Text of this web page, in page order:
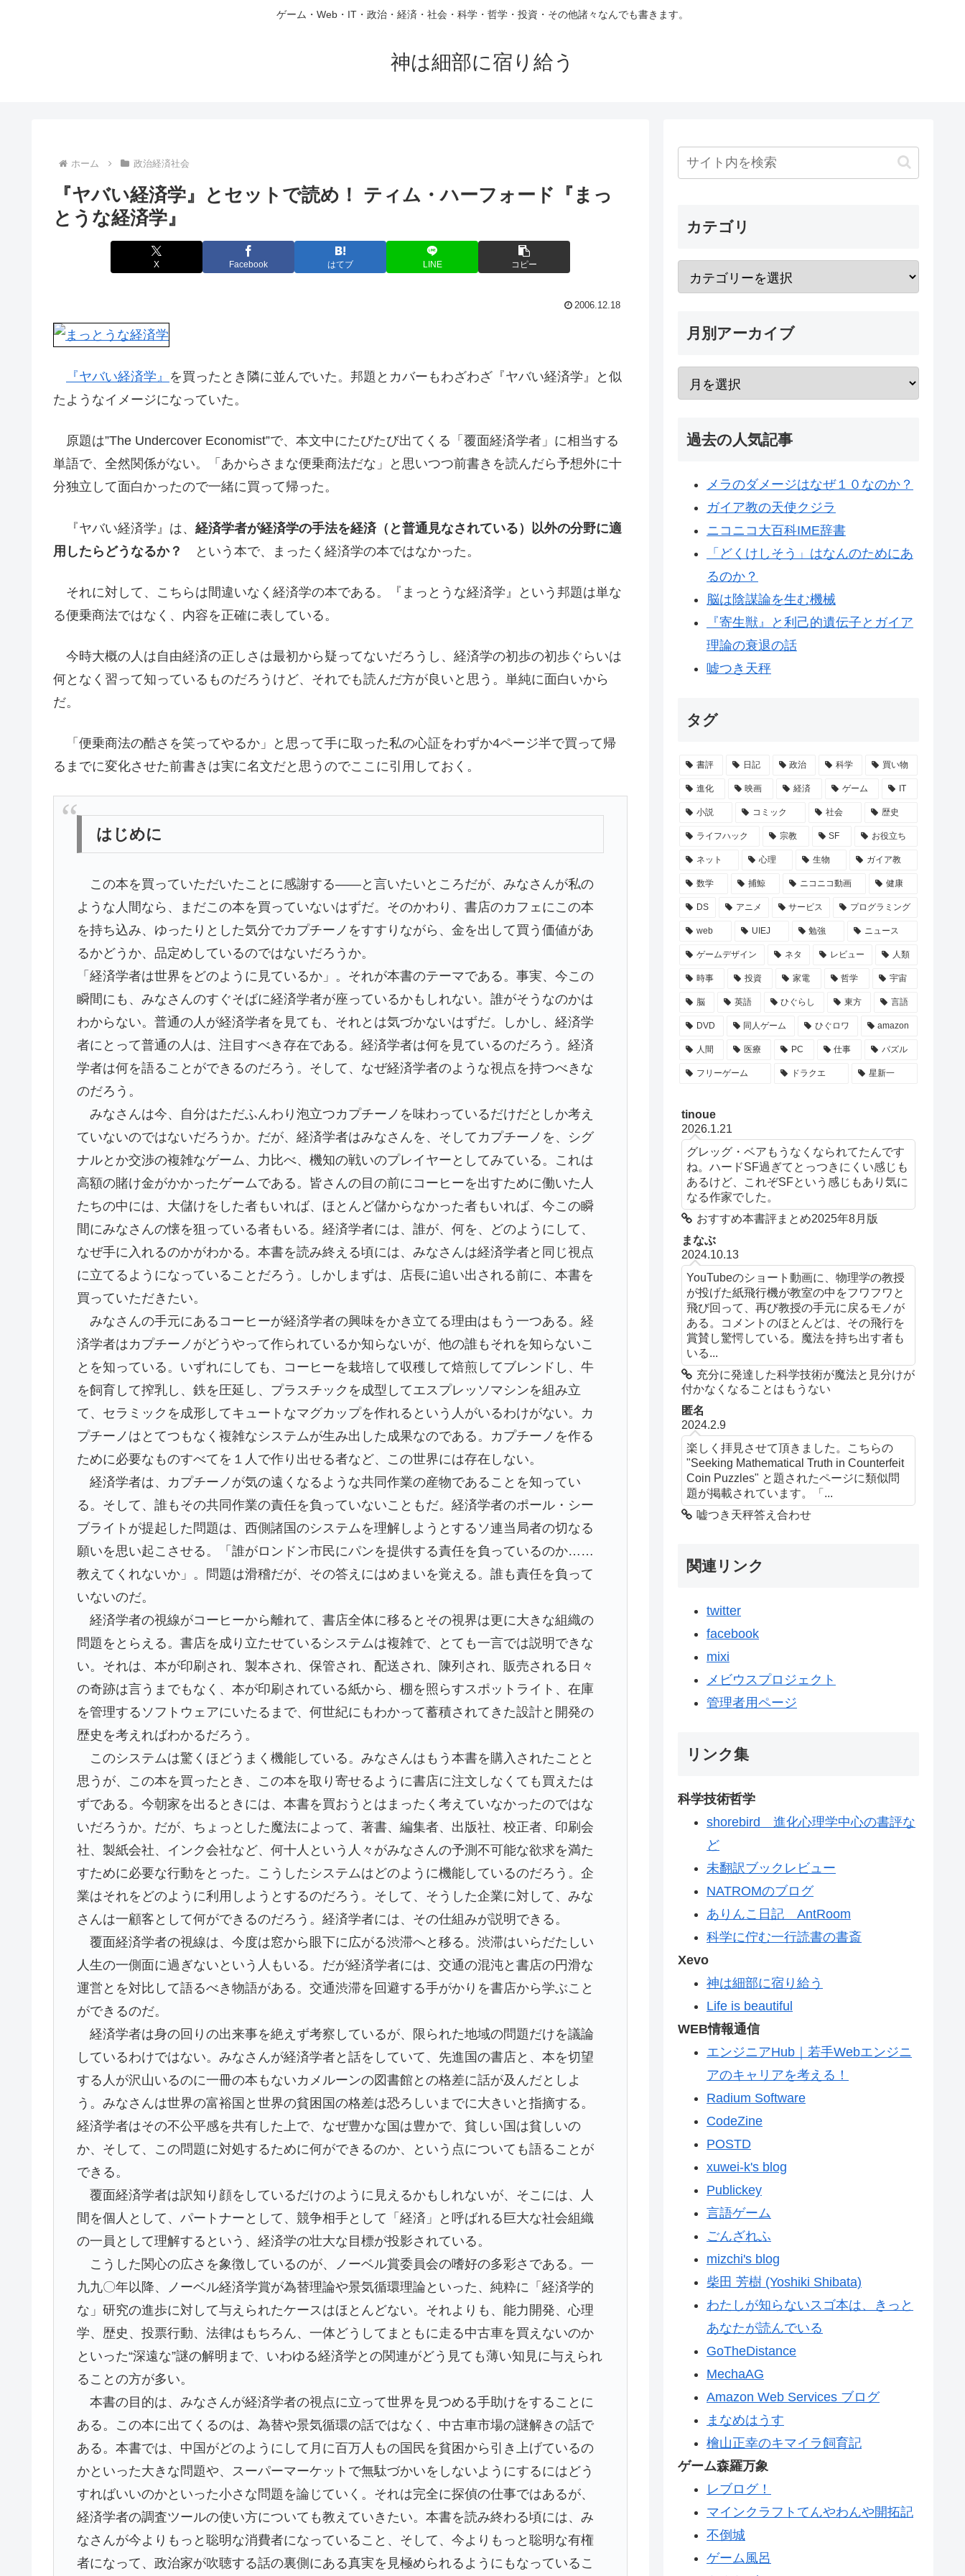
ゲーム・Web・IT・政治・経済・社会・科学・哲学・投資・その他諸々なんでも書きます。
神は細部に宿り給う
ホーム 政治経済社会
『ヤバい経済学』とセットで読め！ ティム・ハーフォード『まっ
とうな経済学』
X Facebook はてブ LINE コピー
2006.12.18
『ヤバい経済学』 を買ったとき隣に並んでいた。邦題とカバーもわざわざ『ヤバい経済学』と似
たようなイメージになっていた。
原題は”The Undercover Economist”で、本文中にたびたび出てくる「覆面経済学者」に相当する
単語で、全然関係がない。「あからさまな便乗商法だな」と思いつつ前書きを読んだら予想外に十
分独立して面白かったので一緒に買って帰った。
『ヤバい経済学』は、 経済学者が経済学の手法を経済（と普通見なされている）以外の分野に適
用したらどうなるか？
という本で、まったく経済学の本ではなかった。
それに対して、こちらは間違いなく経済学の本である。『まっとうな経済学』という邦題は単な
る便乗商法ではなく、内容を正確に表している。
今時大概の人は自由経済の正しさは最初から疑ってないだろうし、経済学の初歩の初歩ぐらいは
何となく習って知っているものだろうけど、それでも読んだ方が良いと思う。単純に面白いから
だ。
「便乗商法の酷さを笑ってやるか」と思って手に取った私の心証をわずか4ページ半で買って帰
るまでに変化させた前書きは実に名文だと思うのでここに引用しておく。
はじめに
この本を買っていただいたことに感謝する――と言いたいところだが、みなさんが私の
ような人間なら、まだこの本を買っていないはずだ。そのかわり、書店のカフェにこの本
を持ち込み、ゆったりとした気分でカプチーノをすすりながら、金を出して買う価値があ
るかどうか、品定めしているのではないだろうか。
「経済学者は世界をどのように見ているか」。それが本書のテーマである。事実、今この
瞬間にも、みなさんのすぐそばに経済学者が座っているかもしれない。誰がそうなのかは
わからない。普通の人が経済学者を見ても、それとは気づかないはずだ。しかし、経済学
者にとって普通の人は、注目すべき存在である。経済学者は何を見ているのだろう。経済
学者は何を語ることができるのだろう。そして、なぜ経済学者のような視点を持つべきな
のだろう。
みなさんは今、自分はただふんわり泡立つカプチーノを味わっているだけだとしか考え
ていないのではないだろうか。だが、経済学者はみなさんを、そしてカプチーノを、シグ
ナルとか交渉の複雑なゲーム、力比べ、機知の戦いのプレイヤーとしてみている。これは
高額の賭け金がかかったゲームである。皆さんの目の前にコーヒーを出すために働いた人
たちの中には、大儲けをした者もいれば、ほとんど儲からなかった者もいれば、今この瞬
間にみなさんの懐を狙っている者もいる。経済学者には、誰が、何を、どのようにして、
なぜ手に入れるのかがわかる。本書を読み終える頃には、みなさんは経済学者と同じ視点
に立てるようになっていることだろう。しかしまずは、店長に追い出される前に、本書を
買っていただきたい。
みなさんの手元にあるコーヒーが経済学者の興味をかき立てる理由はもう一つある。経
済学者はカプチーノがどうやって作られているか知らないが、他の誰もそれを知らないこ
とを知っている。いずれにしても、コーヒーを栽培して収穫して焙煎してブレンドし、牛
を飼育して搾乳し、鉄を圧延し、プラスチックを成型してエスプレッソマシンを組み立
て、セラミックを成形してキュートなマグカップを作れるという人がいるわけがない。カ
プチーノはとてつもなく複雑なシステムが生み出した成果なのである。カプチーノを作る
ために必要なものすべてを１人で作り出せる者など、この世界には存在しない。
経済学者は、カプチーノが気の遠くなるような共同作業の産物であることを知ってい
る。そして、誰もその共同作業の責任を負っていないこともだ。経済学者のポール・シー
ブライトが提起した問題は、西側諸国のシステムを理解しようとするソ連当局者の切なる
願いを思い起こさせる。「誰がロンドン市民にパンを提供する責任を負っているのか……
教えてくれないか」。問題は滑稽だが、その答えにはめまいを覚える。誰も責任を負って
いないのだ。
経済学者の視線がコーヒーから離れて、書店全体に移るとその視界は更に大きな組織の
問題をとらえる。書店を成り立たせているシステムは複雑で、とても一言では説明できな
い。それは、本が印刷され、製本され、保管され、配送され、陳列され、販売される日々
の奇跡は言うまでもなく、本が印刷されている紙から、棚を照らすスポットライト、在庫
を管理するソフトウェアにいたるまで、何世紀にもわかって蓄積されてきた設計と開発の
歴史を考えればわかるだろう。
このシステムは驚くほどうまく機能している。みなさんはもう本書を購入されたことと
思うが、この本を買ったとき、この本を取り寄せるように書店に注文しなくても買えたは
ずである。今朝家を出るときには、本書を買おうとはまったく考えていなかったのではな
いだろうか。だが、ちょっとした魔法によって、著書、編集者、出版社、校正者、印刷会
社、製紙会社、インク会社など、何十人という人々がみなさんの予測不可能な欲求を満た
すために必要な行動をとった。こうしたシステムはどのように機能しているのだろう。企
業はそれをどのように利用しようとするのだろう。そして、そうした企業に対して、みな
さんは一顧客として何ができるのだろう。経済学者には、その仕組みが説明できる。
覆面経済学者の視線は、今度は窓から眼下に広がる渋滞へと移る。渋滞はいらだたしい
人生の一側面に過ぎないという人もいる。だが経済学者には、交通の混沌と書店の円滑な
運営とを対比して語るべき物語がある。交通渋滞を回避する手がかりを書店から学ぶこと
ができるのだ。
経済学者は身の回りの出来事を絶えず考察しているが、限られた地域の問題だけを議論
しているわけではない。みなさんが経済学者と話をしていて、先進国の書店と、本を切望
する人が沢山いるのに一冊の本もないカメルーンの図書館との格差に話が及んだとしよ
う。みなさんは世界の富裕国と世界の貧困国の格差は恐ろしいまでに大きいと指摘する。
経済学者はその不公平感を共有した上で、なぜ豊かな国は豊かで、貧しい国は貧しいの
か、そして、この問題に対処するために何ができるのか、という点についても語ることが
できる。
覆面経済学者は訳知り顔をしているだけのように見えるかもしれないが、そこには、人
間を個人として、パートナーとして、競争相手として「経済」と呼ばれる巨大な社会組織
の一員として理解するという、経済学の壮大な目標が投影されている。
こうした関心の広さを象徴しているのが、ノーベル賞委員会の嗜好の多彩さである。一
九九〇年以降、ノーベル経済学賞が為替理論や景気循環理論といった、純粋に「経済学的
な」研究の進歩に対して与えられたケースはほとんどない。それよりも、能力開発、心理
学、歴史、投票行動、法律はもちろん、一体どうしてまともに走る中古車を買えないのか
といった“深遠な”謎の解明まで、いわゆる経済学との関連がどう見ても薄い知見に与えられ
ることの方が多い。
本書の目的は、みなさんが経済学者の視点に立って世界を見つめる手助けをすることに
ある。この本に出てくるのは、為替や景気循環の話ではなく、中古車市場の謎解きの話で
ある。本書では、中国がどのようにして月に百万人もの国民を貧困から引き上げているの
かといった大きな問題や、スーパーマーケットで無駄づかいをしないようにするにはどう
すればいいのかといった小さな問題を論じていく。それは完全に探偵の仕事ではあるが、
経済学者の調査ツールの使い方についても教えていきたい。本書を読み終わる頃には、み
なさんが今よりもっと聡明な消費者になっていること、そして、今よりもっと聡明な有権
者になって、政治家が吹聴する話の裏側にある真実を見極められるようにもなっているこ
カテゴリ
月別アーカイブ
過去の人気記事
メラのダメージはなぜ１０なのか？
ガイア教の天使クジラ
ニコニコ大百科IME辞書
「どくけしそう」はなんのためにあ
るのか？
脳は陰謀論を生む機械
『寄生獣』と利己的遺伝子とガイア
理論の衰退の話
嘘つき天秤
タグ
書評 日記 政治 科学 買い物
進化 映画 経済 ゲーム IT
小説 コミック 社会 歴史
ライフハック 宗教 SF お役立ち
ネット 心理 生物 ガイア教
数学 捕鯨 ニコニコ動画 健康
DS アニメ サービス プログラミング
web UIEJ 勉強 ニュース
ゲームデザイン ネタ レビュー 人類
時事 投資 家電 哲学 宇宙
脳 英語 ひぐらし 東方 言語
DVD 同人ゲーム ひぐロワ amazon
人間 医療 PC 仕事 パズル
フリーゲーム ドラクエ 星新一
tinoue
2026.1.21
グレッグ・ベアもうなくなられてたんです
ね。ハードSF過ぎてとっつきにくい感じも
あるけど、これぞSFという感じもあり気に
なる作家でした。
おすすめ本書評まとめ2025年8月版
まなぶ
2024.10.13
YouTubeのショート動画に、物理学の教授
が投げた紙飛行機が教室の中をフワフワと
飛び回って、再び教授の手元に戻るモノが
ある。コメントのほとんどは、その飛行を
賞賛し驚愕している。魔法を持ち出す者も
いる...
充分に発達した科学技術が魔法と見分けが
付かなくなることはもうない
匿名
2024.2.9
楽しく拝見させて頂きました。こちらの
"Seeking Mathematical Truth in Counterfeit
Coin Puzzles" と題されたページに類似問
題が掲載されています。「...
嘘つき天秤答え合わせ
関連リンク
twitter
facebook
mixi
メビウスプロジェクト
管理者用ページ
リンク集
科学技術哲学
shorebird 進化心理学中心の書評な
ど
未翻訳ブックレビュー
NATROMのブログ
ありんこ日記 AntRoom
科学に佇む一行読書の書斎
Xevo
神は細部に宿り給う
Life is beautiful
WEB情報通信
エンジニアHub｜若手Webエンジニ
アのキャリアを考える！
Radium Software
CodeZine
POSTD
xuwei-k's blog
Publickey
言語ゲーム
ごんざれふ
mizchi's blog
柴田 芳樹 (Yoshiki Shibata)
わたしが知らないスゴ本は、きっと
あなたが読んでいる
GoTheDistance
MechaAG
Amazon Web Services ブログ
まなめはうす
檜山正幸のキマイラ飼育記
ゲーム森羅万象
レブログ！
マインクラフトてんやわんや開拓記
不倒城
ゲーム風呂